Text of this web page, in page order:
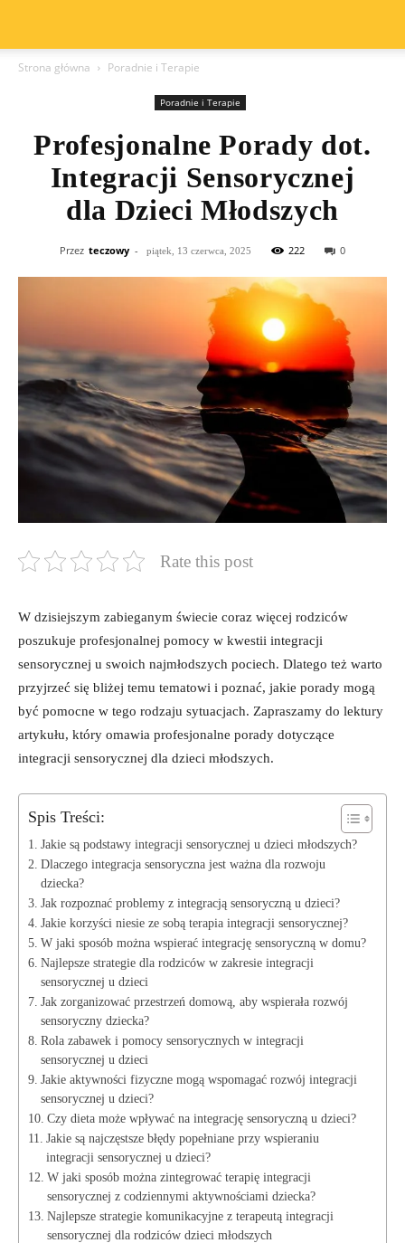
Strona główna Poradnie i Terapie
Poradnie i Terapie
Profesjonalne Porady dot.
Integracji Sensorycznej
dla Dzieci Młodszych
Przez teczowy - piątek, 13 czerwca, 2025 222 0
Rate this post
W‌ dzisiejszym zabieganym świecie coraz więcej rodziców
poszukuje profesjonalnej‍ pomocy⁤ w kwestii integracji
sensorycznej u ⁣swoich najmłodszych pociech. ⁢Dlatego ⁤też warto
‍przyjrzeć się bliżej⁤ temu‌ tematowi i poznać, jakie porady mogą
⁣być ⁤pomocne ⁣w tego rodzaju sytuacjach. Zapraszamy do ⁤lektury
artykułu,​ który ⁣omawia profesjonalne porady dotyczące
integracji sensorycznej dla dzieci młodszych.
Spis Treści:
Jakie są podstawy integracji sensorycznej‌ u dzieci ‌młodszych?
Dlaczego ⁣integracja​ sensoryczna jest ważna dla ⁣rozwoju‍
dziecka?
Jak rozpoznać problemy z‍ integracją sensoryczną u ⁣dzieci?
Jakie​ korzyści niesie ze sobą terapia integracji⁣ sensorycznej?
W jaki ⁢sposób można wspierać integrację sensoryczną w domu?
Najlepsze strategie dla ⁤rodziców ⁢w zakresie integracji
⁣sensorycznej​ u‌ dzieci
Jak⁤ zorganizować przestrzeń domową, aby ⁢wspierała‌ rozwój
sensoryczny dziecka?
Rola zabawek⁤ i pomocy sensorycznych w integracji
sensorycznej u ​dzieci
Jakie aktywności fizyczne ‌mogą wspomagać rozwój ‍integracji
sensorycznej⁣ u dzieci?
Czy dieta‍ może wpływać na⁢ integrację sensoryczną u dzieci?
Jakie są najczęstsze błędy popełniane przy wspieraniu
integracji sensorycznej u⁣ dzieci?
W jaki sposób ⁤można zintegrować ⁤terapię integracji
sensorycznej ‌z codziennymi ‌aktywnościami dziecka?
Najlepsze strategie komunikacyjne ​z⁢ terapeutą integracji‍
sensorycznej⁢ dla ⁤rodziców ⁣dzieci młodszych